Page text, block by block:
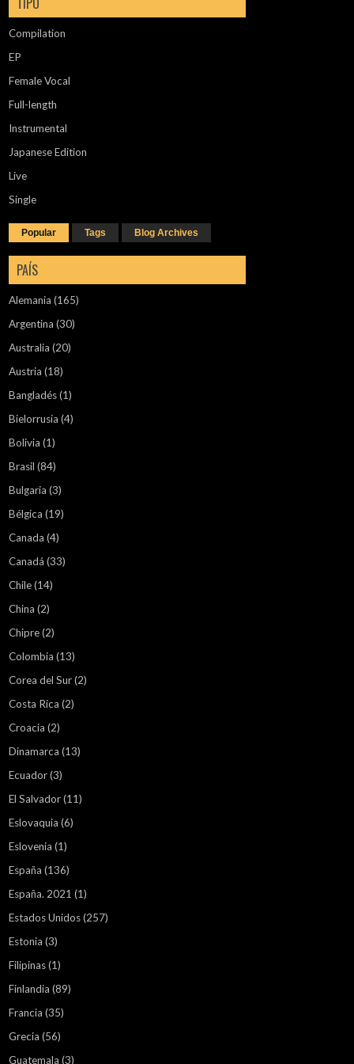
Compilation
EP
Female Vocal
Full-length
Instrumental
Japanese Edition
Live
Single
Popular Tags Blog Archives
PAÍS
Alemania (165)
Argentina (30)
Australia (20)
Austria (18)
Bangladés(1)
Bielorrusia (4)
Bolivia (1)
Brasil (84)
Bulgaria (3)
Bélgica (19)
Canada (4)
Canadá (33)
Chile(14)
China (2)
Chipre(2)
Colombia (13)
Corea del Sur(2)
Costa Rica (2)
Croacia (2)
Dinamarca (13)
Ecuador(3)
El Salvador(11)
Eslovaquia (6)
Eslovenia (1)
España (136)
España. 2021 (1)
Estados Unidos(257)
Estonia (3)
Filipinas(1)
Finlandia (89)
Francia (35)
Grecia (56)
Guatemala (3)